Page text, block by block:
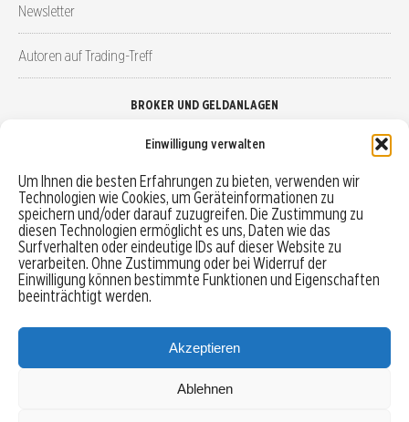
Einwilligung verwalten
Um Ihnen die besten Erfahrungen zu bieten, verwenden wir
Technologien wie Cookies, um Geräteinformationen zu
speichern und/oder darauf zuzugreifen. Die Zustimmung zu
diesen Technologien ermöglicht es uns, Daten wie das
Surfverhalten oder eindeutige IDs auf dieser Website zu
verarbeiten. Ohne Zustimmung oder bei Widerruf der
Einwilligung können bestimmte Funktionen und Eigenschaften
beeinträchtigt werden.
Akzeptieren
Ablehnen
Newsletter
Autoren auf Trading-Treff
BROKER UND GELDANLAGEN
Robo-Advisor vergleichen
Depotvergleich
Festgeld vergleichen
Tagesgeld vergleichen